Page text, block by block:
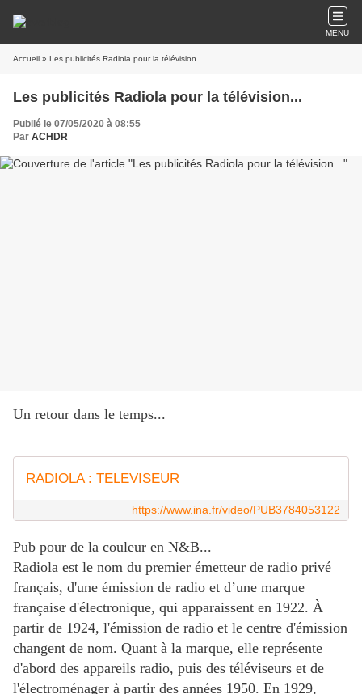
MENU
Accueil » Les publicités Radiola pour la télévision...
Les publicités Radiola pour la télévision...
Publié le 07/05/2020 à 08:55
Par ACHDR
Un retour dans le temps...
RADIOLA : TELEVISEUR
https://www.ina.fr/video/PUB3784053122
Pub pour de la couleur en N&B...
Radiola est le nom du premier émetteur de radio privé
français, d'une émission de radio et d’une marque
française d'électronique, qui apparaissent en 1922. À
partir de 1924, l'émission de radio et le centre d'émission
changent de nom. Quant à la marque, elle représente
d'abord des appareils radio, puis des téléviseurs et de
l'électroménager à partir des années 1950. En 1929,